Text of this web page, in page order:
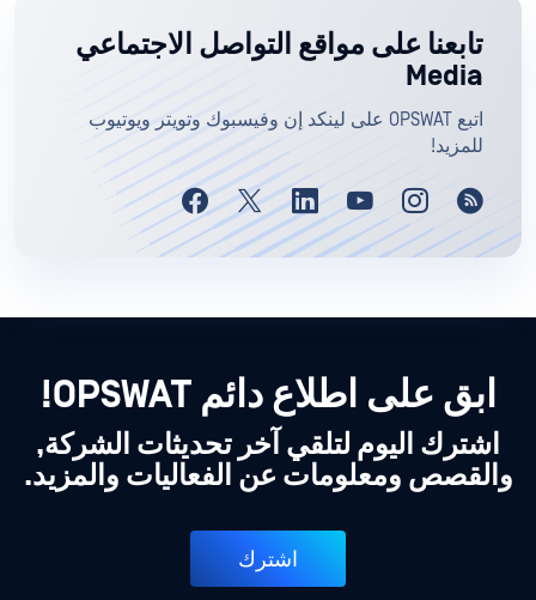
تابعنا على مواقع التواصل الاجتماعي
Media
اتبع OPSWAT على لينكد إن وفيسبوك وتويتر ويوتيوب
للمزيد!
ابق على اطلاع دائم OPSWAT!
اشترك اليوم لتلقي آخر تحديثات الشركة,
والقصص ومعلومات عن الفعاليات والمزيد.
اشترك